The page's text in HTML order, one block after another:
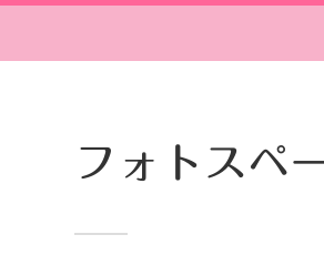
フォトスペ